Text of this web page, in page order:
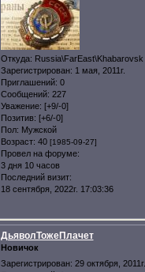
Откуда: Russia\FarEast\Khabarovsk
Зарегистрирован: 1 мая, 2011г.
Приглашений: 0
Сообщений: 227
Уважение: [+9/-0]
Позитив: [+6/-0]
Пол: Мужской
Возраст: 40 [1985-09-27]
Провел на форуме:
3 дня 10 часов
Последний визит:
18 сентября, 2022г. 17:03:36
ДьяволТожеПлачет
Новичок
Зарегистрирован: 29 октября, 2011г.